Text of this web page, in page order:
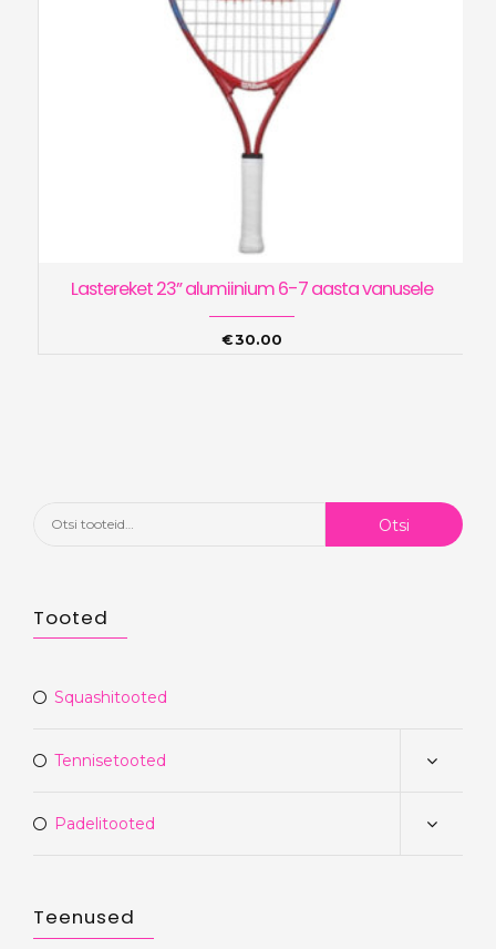
Lastereket 23” alumiinium 6-7 aasta vanusele
€30.00
Otsi: Otsi
Tooted
Squashitooted
Tennisetooted
Padelitooted
Teenused